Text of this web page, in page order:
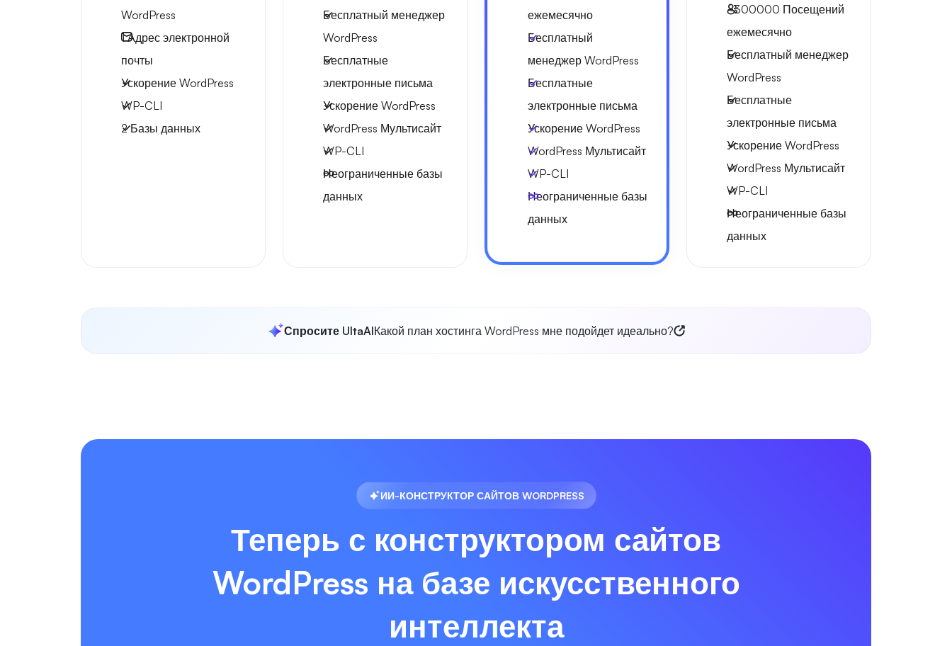
WordPress
1Адрес электронной
почты
Ускорение WordPress
WP-CLI
2 Базы данных
Бесплатный менеджер
WordPress
Бесплатные
электронные письма
Ускорение WordPress
WordPress Мультисайт
WP-CLI
Неограниченные базы
данных
ежемесячно
Бесплатный
менеджер WordPress
Бесплатные
электронные письма
Ускорение WordPress
WordPress Мультисайт
WP-CLI
Неограниченные базы
данных
~300000 Посещений
ежемесячно
Бесплатный менеджер
WordPress
Бесплатные
электронные письма
Ускорение WordPress
WordPress Мультисайт
WP-CLI
Неограниченные базы
данных
Спросите UltaAIКакой план хостинга WordPress мне подойдет идеально?
ИИ-КОНСТРУКТОР САЙТОВ WORDPRESS
Теперь с конструктором сайтов
WordPress на базе искусственного
интеллекта